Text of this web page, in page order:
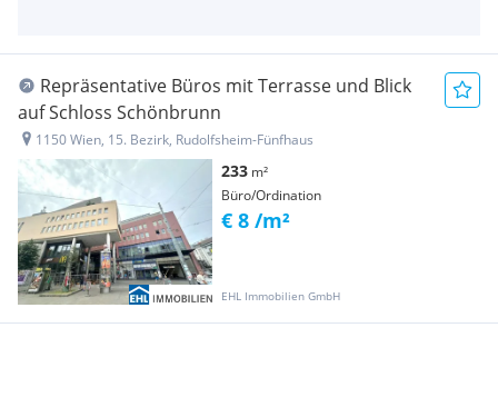
Repräsentative Büros mit Terrasse und Blick
auf Schloss Schönbrunn
1150 Wien, 15. Bezirk, Rudolfsheim-Fünfhaus
233 m²
Büro/Ordination
EHL Immobilien GmbH
€ 8 /m²